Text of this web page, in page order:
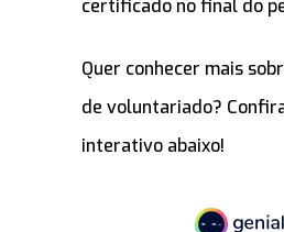
certificado no final do
Quer conhecer mais
de voluntariado?
interativo abaixo!